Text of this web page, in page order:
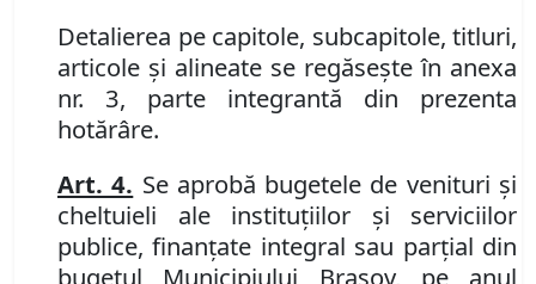
Detalierea pe capitole, subcapitole, titluri,
articole şi alineate se regăseşte în anexa
nr. 3, parte integrantă din prezenta
hotărâre.
Art. 4. Se aprobă bugetele de venituri şi
cheltuieli ale instituţiilor şi serviciilor
publice, finanţate integral sau parţial din
bugetul Municipiului Braşov, pe anul